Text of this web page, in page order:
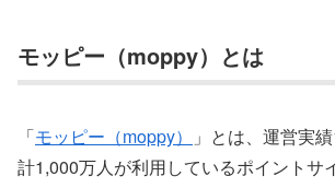
モッピー（moppy）とは
「モッピー（moppy）
」とは、運営実
計1,000万人が利用しているポイントサ